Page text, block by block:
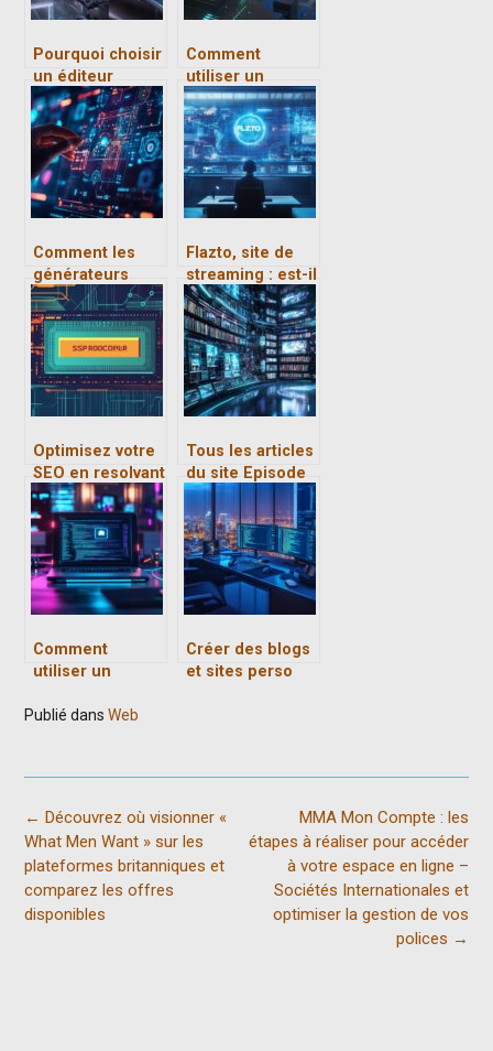
Pourquoi choisir
un éditeur
logiciel qualité
pour optimiser
votre gestion
ISO
Comment
utiliser un
chatbot IA gratuit
pour booster
votre contenu en
ligne
Comment les
générateurs
d’image
révolutionnent la
création
visuelle?
Flazto, site de
streaming : est-il
legal ? Les
risques
encourus par les
utilisateurs
Optimisez votre
SEO en resolvant
l’erreur
ERR_SSL_PROT
OCOL_ERROR
definitivement
Tous les articles
du site Episode
Serie : analyses
détaillées des
personnages qui
ont marqué les
séries
Comment
utiliser un
et avancé en
contenu en ligne
Créer des blogs
et sites perso
du marketing
Publié dans Web
Post
navigation
MMA Mon Compte : les
étapes à réaliser pour accéder
à votre espace en ligne –
Sociétés Internationales et
optimiser la gestion de vos
polices →
← Découvrez où visionner «
What Men Want » sur les
plateformes britanniques et
comparez les offres
disponibles